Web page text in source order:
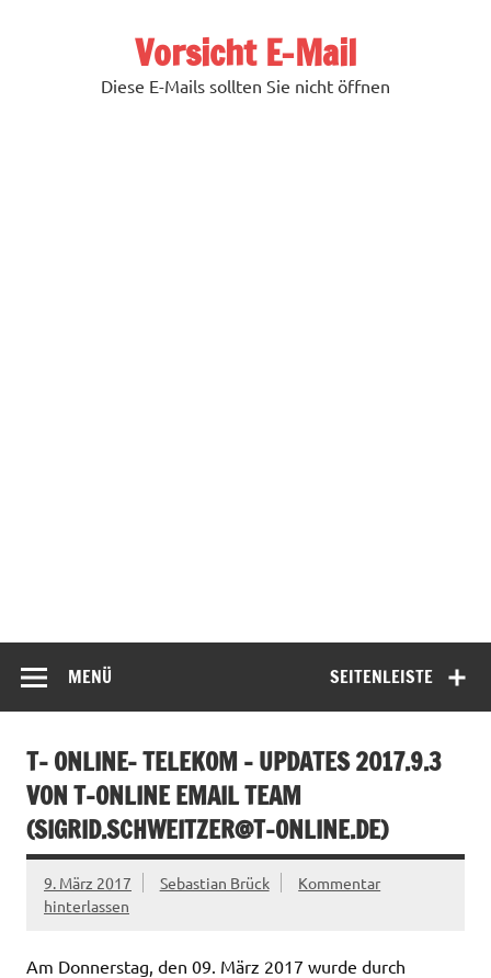
Vorsicht E-Mail
Diese E-Mails sollten Sie nicht öffnen
SEITENLEISTE
MENÜ
T- ONLINE- TELEKOM – UPDATES 2017.9.3
VON T-ONLINE EMAIL TEAM
(SIGRID.SCHWEITZER@T-ONLINE.DE)
9. März 2017 Sebastian Brück
Kommentar
hinterlassen
Am Donnerstag, den 09. März 2017 wurde durch